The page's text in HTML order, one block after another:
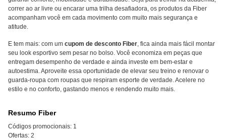
correr ao ar livre ou encarar uma trilha desafiadora, os produtos da Fiber
acompanham você em cada movimento com muito mais segurança e
atitude.
E tem mais: com um cupom de desconto Fiber, fica ainda mais fácil montar
seu look esportivo sem pesar no bolso. Você economiza em peças que
entregam desempenho de verdade e ainda investe em bem-estar e
autoestima. Aproveite essa oportunidade de elevar seu treino e renovar o
guarda-roupa com roupas que respiram esporte de verdade. Acelere no
estilo e no conforto, gastando menos e rendendo muito mais.
Resumo Fiber
Códigos promocionais: 1
Ofertas: 2